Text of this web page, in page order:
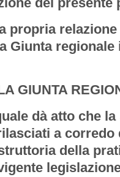
del presente
propria
Giunta regionale
GIUNTA
dà atto che
a corredo
della